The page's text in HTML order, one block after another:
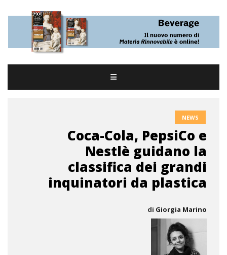
NEWS
Coca-Cola, PepsiCo e
Nestlè guidano la
classifica dei grandi
inquinatori da plastica
di Giorgia Marino